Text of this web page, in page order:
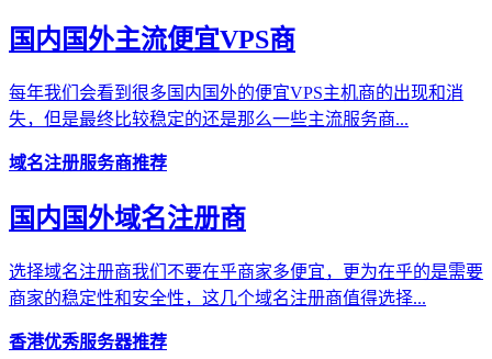
国内国外主流便宜VPS商
每年我们会看到很多国内国外的便宜VPS主机商的出现和消
失，但是最终比较稳定的还是那么一些主流服务商...
域名注册服务商推荐
国内国外域名注册商
选择域名注册商我们不要在乎商家多便宜，更为在乎的是需要
商家的稳定性和安全性，这几个域名注册商值得选择...
香港优秀服务器推荐